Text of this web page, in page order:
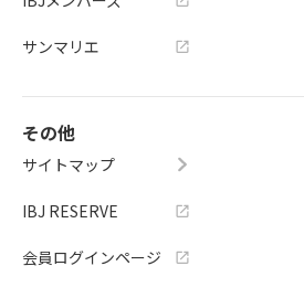
サンマリエ
その他
サイトマップ
IBJ RESERVE
会員ログインページ